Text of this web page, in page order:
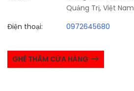
Quảng Trị, Việt Nam
Điện thoại:
0972645680
GHÉ THĂM CỬA HÀNG